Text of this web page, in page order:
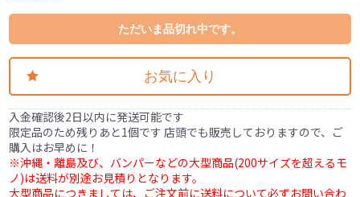
ただいま品切れ中です。
お気に入り
入金確認後2日以内に発送可能です
限定品のため残りあと1個です 店頭でも販売しておりますので、ご
購入はお早めに！
※沖縄・離島及び、バンパーなどの大型商品(200サイズを超えるモ
ノ)は送料が別途お見積りとなります。
大型商品につきましては、ご注文前に送料について必ずお問い合わ